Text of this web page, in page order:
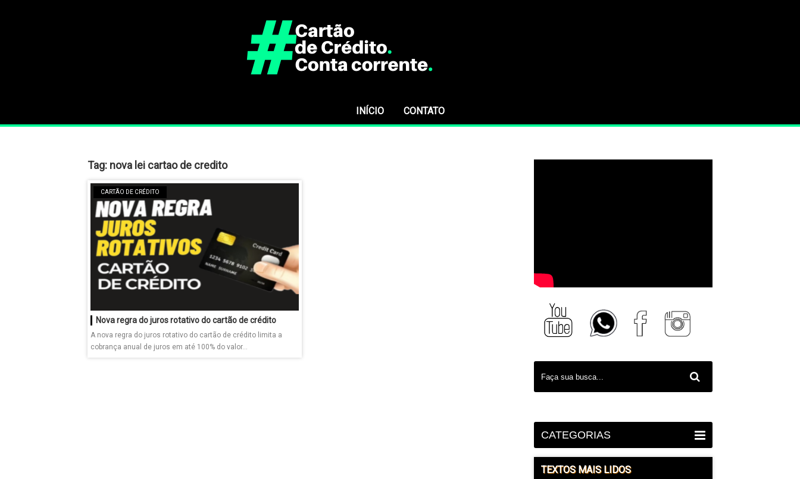
INÍCIO CONTATO
Tag: nova lei cartao de credito
CARTÃO DE CRÉDITO
Nova regra do juros rotativo do cartão de crédito
A nova regra do juros rotativo do cartão de crédito limita a
cobrança anual de juros em até 100% do valor...
CATEGORIAS
TEXTOS MAIS LIDOS